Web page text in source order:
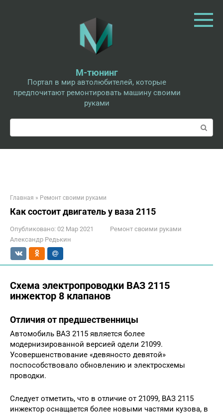
М-тюнинг
Портал в мир автолюбителей, которые
предпочитают ремонтировать машину своими
руками
Поиск:
Главная » Ремонт своими руками
Как состоит двигатель у ваза 2115
Опубликовано: 02 Мар 2021
Ремонт своими руками
Александр Редькин
Схема электропроводки ВАЗ 2115
инжектор 8 клапанов
Отличия от предшественницы
Автомобиль ВАЗ 2115 является более
модернизированной версией одели 21099.
Усовершенствование «девяносто девятой»
поспособствовало обновлению и электросхемы
проводки.
Следует отметить, что в отличие от 21099, ВАЗ 2115
инжектор оснащается более новыми частями кузова, в